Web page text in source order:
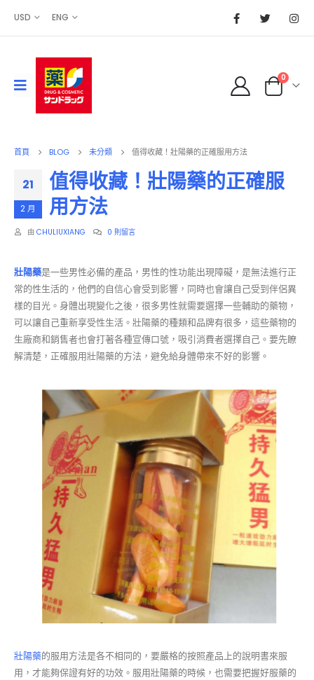
USD ENG
0
首頁 BLOG 未分類 值得收藏！壯陽藥的正確服用方法
21
2 月
值得收藏！壯陽藥的正確服
用方法
由 CHULIUXIANG 0 則留言
壯陽藥是一些男性必備的產品，男性的性功能出現障礙，是無法進行正
常的性生活的，他們的自信心會受到影響，同時也會讓自己受到伴侶異
樣的目光。身體出現變化之後，很多男性就需要選擇一些輔助的藥物，
可以讓自己重新享受性生活。壯陽藥的種類和品牌有很多，這些藥物的
生廠商和銷售者也會打著各種宣傳口號，吸引消費者選擇自己。要先瞭
解清楚，正確服用壯陽藥的方法，避免給身體帶來不好的影響。
壯陽藥的服用方法是各不相同的，要嚴格的按照產品上的說明書來服
用，才能夠保證有好的功效。服用壯陽藥的時候，也需要把握好服藥的